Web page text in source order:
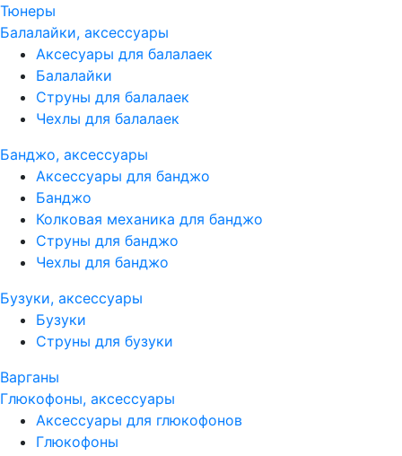
Тюнеры
Балалайки, аксессуары
Аксесуары для балалаек
Балалайки
Струны для балалаек
Чехлы для балалаек
Банджо, аксессуары
Аксессуары для банджо
Банджо
Колковая механика для банджо
Струны для банджо
Чехлы для банджо
Бузуки, аксессуары
Бузуки
Струны для бузуки
Варганы
Глюкофоны, аксессуары
Аксессуары для глюкофонов
Глюкофоны